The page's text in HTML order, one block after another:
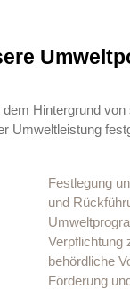
dem Hintergrund
Umweltleistung
Festlegung
und
Verpflichtung
behördliche
Förderung